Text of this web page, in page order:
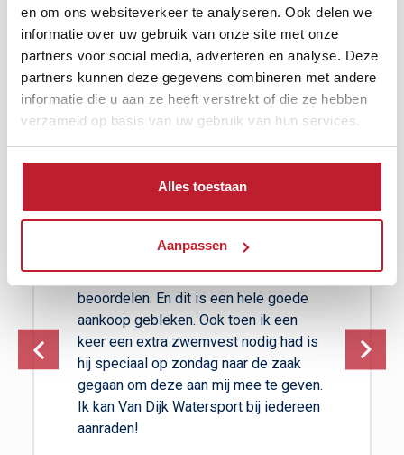
en om ons websiteverkeer te analyseren. Ook delen we
informatie over uw gebruik van onze site met onze
partners voor social media, adverteren en analyse. Deze
partners kunnen deze gegevens combineren met andere
informatie die u aan ze heeft verstrekt of die ze hebben
verzameld op basis van uw gebruik van hun services.
Alles toestaan
Aanpassen
Perfect, zeker aan te
bevelen 10/10
Ik kom hier al vanaf het begin mijn boot
onderhouden. Heb nog nooit een
storing gehad aan mijn boot en motor.
is hij zelfs kosteloos mee gegaan naar
Amsterdam om deze technisch te
beoordelen. En dit is een hele goede
aankoop gebleken. Ook toen ik een
keer een extra zwemvest nodig had is
hij speciaal op zondag naar de zaak
gegaan om deze aan mij mee te geven.
Ik kan Van Dijk Watersport bij iedereen
aanraden!